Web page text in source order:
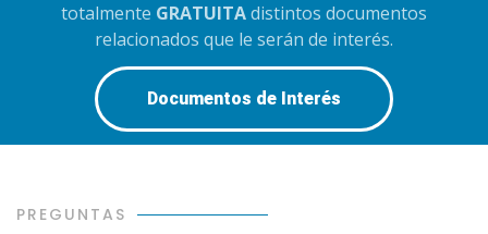
totalmente GRATUITAdistintos documentos
relacionados que le serán de interés.
Documentos de Interés
PREGUNTAS